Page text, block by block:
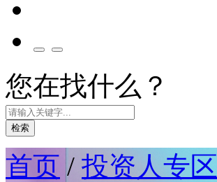
您在找什么？
检索
首页 / 投资人专区